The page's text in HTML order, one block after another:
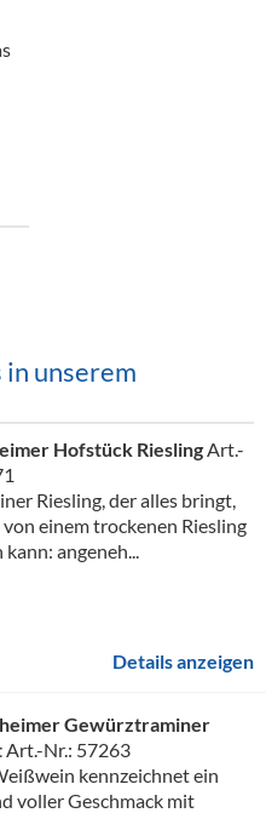
unserem
Hofstück RieslingArt.-
Riesling, der alles bringt,
von einem trockenen Riesling
angeneh...
Details anzeigen
Gewürztraminer
Art.-Nr.: 57263
kennzeichnet ein
voller Geschmack mit